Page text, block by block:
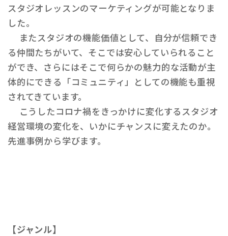
スタジオレッスンのマーケティングが可能となりま
した。
またスタジオの機能価値として、自分が信頼でき
る仲間たちがいて、そこでは安心していられること
ができ、さらにはそこで何らかの魅力的な活動が主
体的にできる「コミュニティ」としての機能も重視
されてきています。
こうしたコロナ禍をきっかけに変化するスタジオ
経営環境の変化を、いかにチャンスに変えたのか。
先進事例から学びます。
【ジャンル】